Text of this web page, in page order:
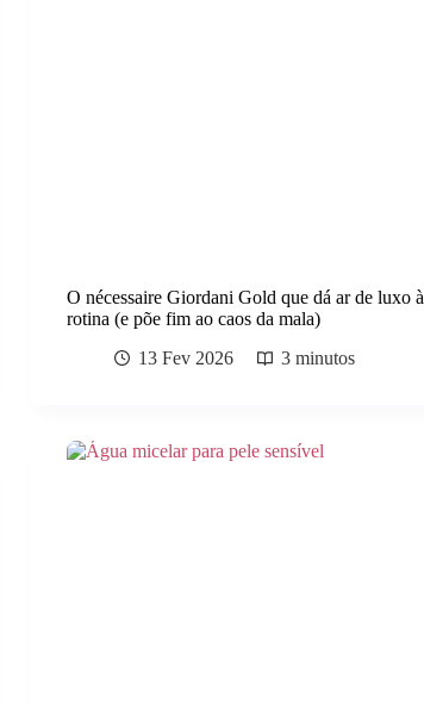
O nécessaire Giordani Gold que dá ar de luxo à
rotina (e põe fim ao caos da mala)
13 Fev 2026
3 minutos